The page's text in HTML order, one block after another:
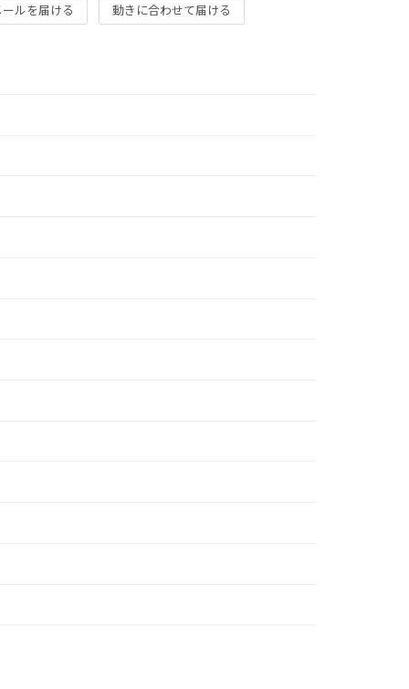
ールを届ける 動きに合わせて届ける